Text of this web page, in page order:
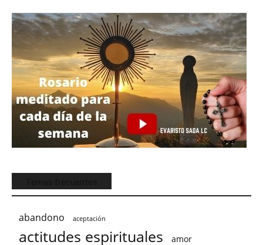
abandono aceptación
actitudes espirituales amor